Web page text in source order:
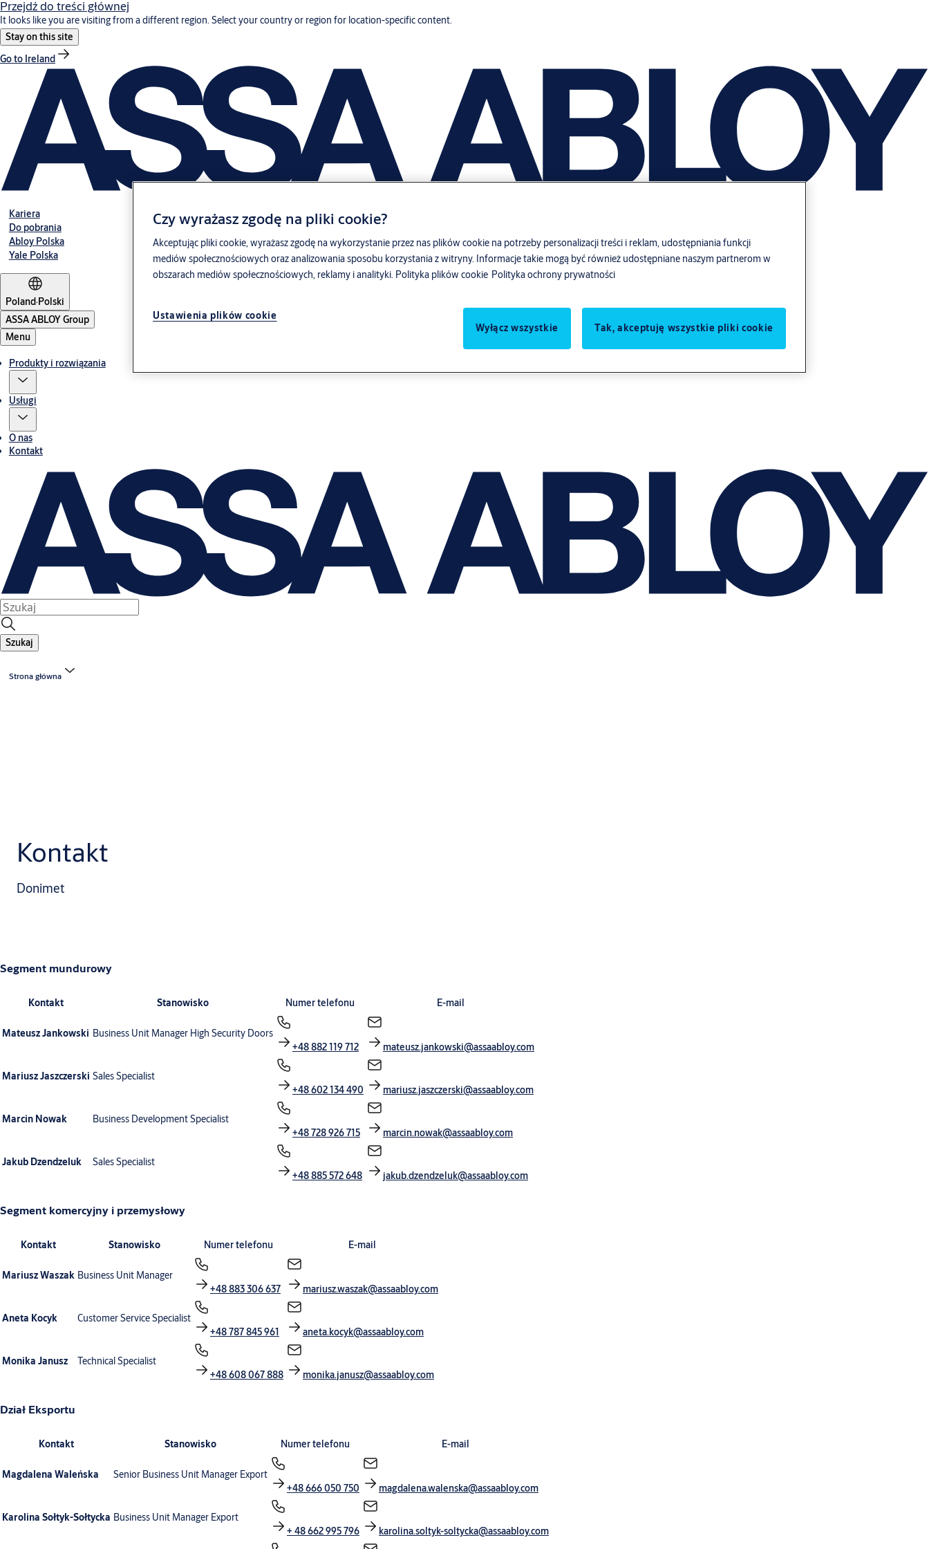
Przejdź do treści głównej
It looks like you are visiting from a different region. Select your country or region for location-specific content.
Stay on this site
Go to Ireland
Kariera
Do pobrania
Abloy Polska
Yale Polska
Poland·Polski
ASSA ABLOY Group
Menu
Produkty i rozwiązania
Usługi
O nas
Kontakt
Szukaj
Strona główna
Kontakt
Donimet
Segment mundurowy
Kontakt Stanowisko Numer telefonu E-mail
Mateusz Jankowski Business Unit Manager High Security Doors
+48 882 119 712
mateusz.jankowski@assaabloy.com
Mariusz Jaszczerski Sales Specialist
+48 602 134 490
mariusz.jaszczerski@assaabloy.com
Marcin Nowak
Business Development Specialist
+48 728 926 715
marcin.nowak@assaabloy.com
Jakub Dzendzeluk
Sales Specialist
+48 885 572 648
jakub.dzendzeluk@assaabloy.com
Segment komercyjny i przemysłowy
Kontakt Stanowisko Numer telefonu E-mail
Mariusz Waszak Business Unit Manager
+48 883 306 637
mariusz.waszak@assaabloy.com
Aneta Kocyk
Customer Service Specialist
+48 787 845 961
aneta.kocyk@assaabloy.com
Monika Janusz
Technical Specialist
+48 608 067 888
monika.janusz@assaabloy.com
Dział Eksportu
Kontakt Stanowisko Numer telefonu E-mail
Magdalena Waleńska
Senior Business Unit Manager Export
+48 666 050 750
magdalena.walenska@assaabloy.com
Karolina Sołtyk-Sołtycka Business Unit Manager Export
+ 48 662 995 796
karolina.soltyk-soltycka@assaabloy.com
Czy wyrażasz zgodę na pliki cookie?
Akceptując pliki cookie, wyrażasz zgodę na wykorzystanie przez nas plików cookie na potrzeby personalizacji treści i reklam, udostępniania funkcji
mediów społecznościowych oraz analizowania sposobu korzystania z witryny. Informacje takie mogą być również udostępniane naszym partnerom w
obszarach mediów społecznościowych, reklamy i analityki. Polityka plików cookie Polityka ochrony prywatności
Ustawienia plików cookie
Wyłącz wszystkie
Tak, akceptuję wszystkie pliki cookie